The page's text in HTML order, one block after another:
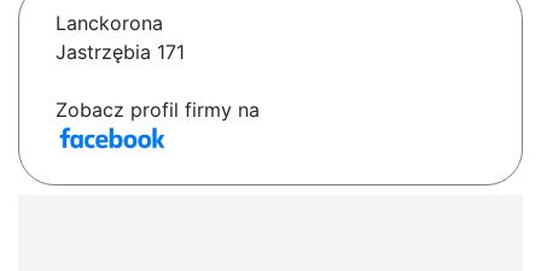
Lanckorona
Jastrzębia 171
Zobacz profil firmy na